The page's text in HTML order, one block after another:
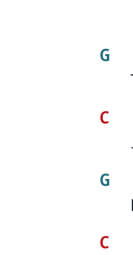
G
C
G
C